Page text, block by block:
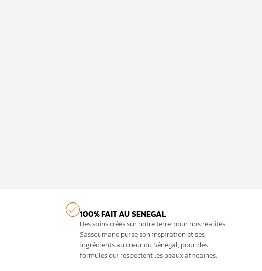
100% FAIT AU SENEGAL
Des soins créés sur notre terre, pour nos réalités.
Sassoumane puise son inspiration et ses
ingrédients au cœur du Sénégal, pour des
formules qui respectent les peaux africaines.